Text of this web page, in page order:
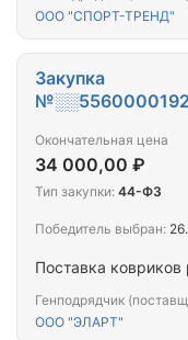
ООО "СПОРТ-ТРЕНД"
Поставка
Генподрядчик
ООО "ЭЛАРТ"
Закупка
Окончательная цена
34 000,00 ₽
Тип закупки: 44-ФЗ
Победитель выбран: